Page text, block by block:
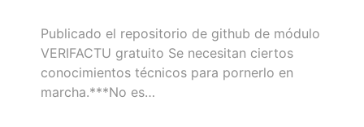
Publicado el repositorio de github de módulo
VERIFACTU gratuito Se necesitan ciertos
conocimientos técnicos para pornerlo en
marcha.***No es…